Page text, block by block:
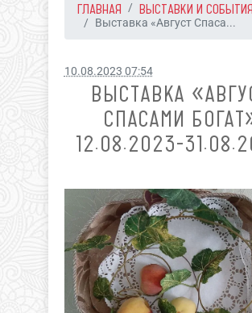
ГЛАВНАЯ ВЫСТАВКИ И СОБЫТИЯ
Выставка «Август Спаса...
10.08.2023 07:54
ВЫСТАВКА
СПАСАМИ
12.08.2023-